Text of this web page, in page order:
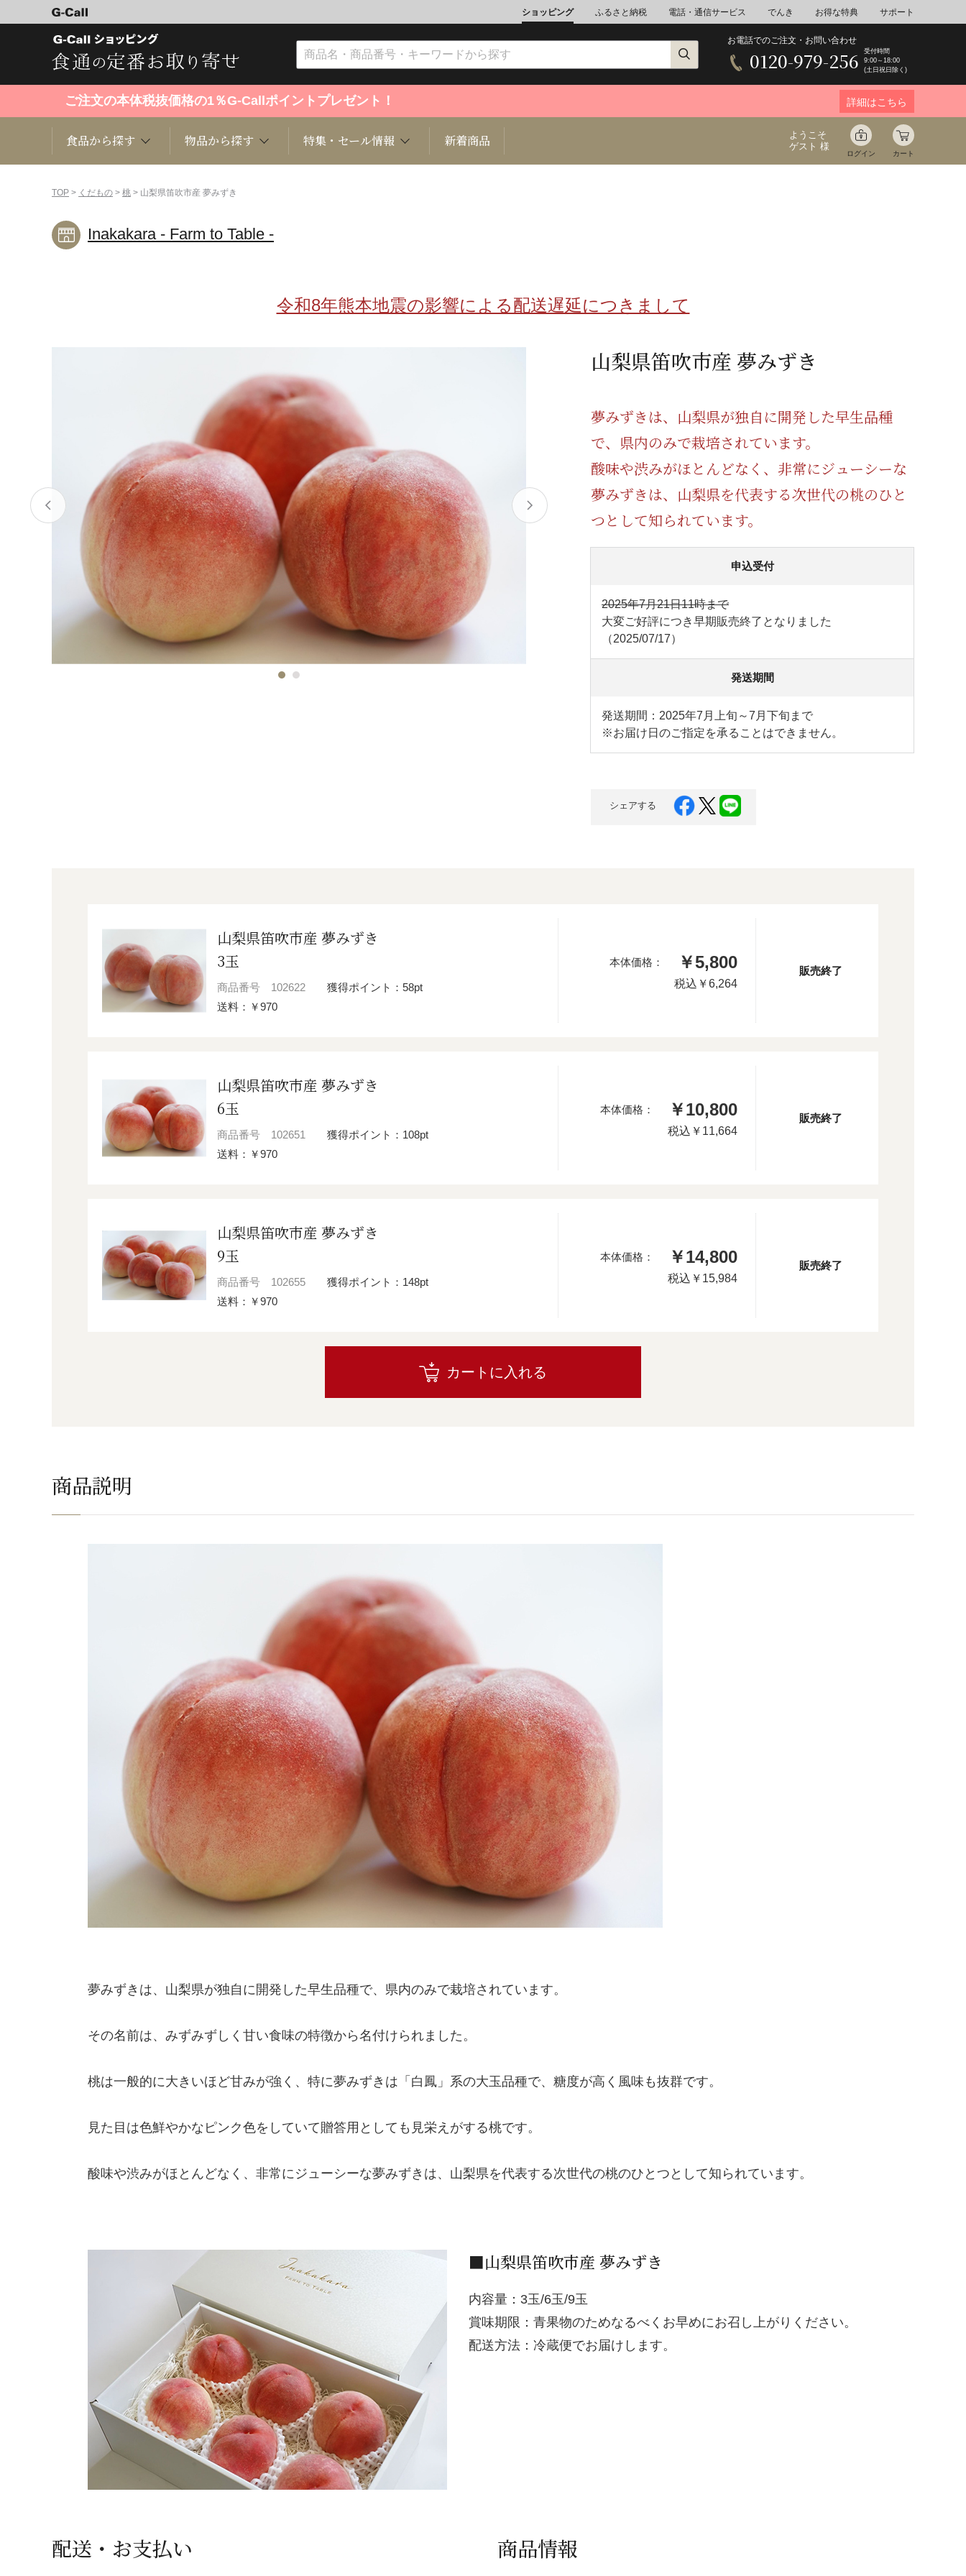
ショッピング ふるさと納税 電話・通信サービス でんき お得な特典 サポート
お電話でのご注文・お問い合わせ
0120-979-256
受付時間
9:00～18:00
(土日祝日除く)
ご注文の本体税抜価格の1％G-Callポイントプレゼント！ 詳細はこちら
食品から探す
くだもの
旬の食材 豊洲お取り寄せ 健康/美容
物品から探す
趣味・雑貨
ペット関連
特集・セール情報 新着商品
ようこそ
ゲスト 様
ログイン カート
TOP > くだもの > 桃 > 山梨県笛吹市産 夢みずき
Inakakara - Farm to Table -
令和8年熊本地震の影響による配送遅延につきまして
山梨県笛吹市産 夢みずき
夢みずきは、山梨県が独自に開発した早生品種
で、県内のみで栽培されています。
酸味や渋みがほとんどなく、非常にジューシーな
夢みずきは、山梨県を代表する次世代の桃のひと
つとして知られています。
申込受付
2025年7月21日11時まで
大変ご好評につき早期販売終了となりました
（2025/07/17）
発送期間
発送期間：2025年7月上旬～7月下旬まで
※お届け日のご指定を承ることはできません。
シェアする
山梨県笛吹市産 夢みずき
3玉
商品番号 102622
獲得ポイント：58pt
送料：￥970
本体価格： ￥5,800
税込 ￥6,264
販売終了
山梨県笛吹市産 夢みずき
6玉
商品番号 102651
獲得ポイント：108pt
送料：￥970
本体価格： ￥10,800
税込 ￥11,664
販売終了
山梨県笛吹市産 夢みずき
9玉
商品番号 102655
獲得ポイント：148pt
送料：￥970
本体価格： ￥14,800
税込 ￥15,984
販売終了
カートに入れる
商品説明
夢みずきは、山梨県が独自に開発した早生品種で、県内のみで栽培されています。
その名前は、みずみずしく甘い食味の特徴から名付けられました。
桃は一般的に大きいほど甘みが強く、特に夢みずきは「白鳳」系の大玉品種で、糖度が高く風味も抜群です。
見た目は色鮮やかなピンク色をしていて贈答用としても見栄えがする桃です。
酸味や渋みがほとんどなく、非常にジューシーな夢みずきは、山梨県を代表する次世代の桃のひとつとして知られています。
■山梨県笛吹市産 夢みずき
内容量：3玉/6玉/9玉
賞味期限：青果物のためなるべくお早めにお召し上がりください。
配送方法：冷蔵便でお届けします。
配送・お支払い 商品情報